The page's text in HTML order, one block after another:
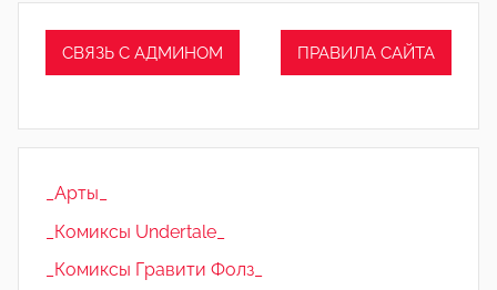
СВЯЗЬ С АДМИНОМ ПРАВИЛА САЙТА
_Арты_
_Комиксы Undertale_
_Комиксы Гравити Фолз_